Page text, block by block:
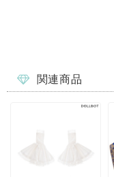
関連商品